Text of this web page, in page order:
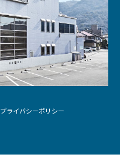
プライバシーポリシー